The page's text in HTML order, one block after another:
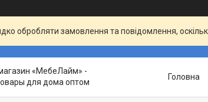
обробляти замовлення та повідомлення,
«МебеЛайм» -
для дома оптом
Головна